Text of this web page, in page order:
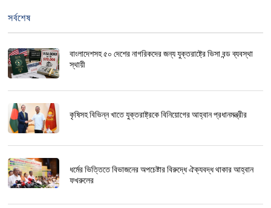
সর্বশেষ
বাংলাদেশসহ ৫০ দেশের নাগরিকদের জন্য যুক্তরাষ্ট্রে ভিসা বন্ড ব্যবস্থা
স্থায়ী
কৃষিসহ বিভিন্ন খাতে যুক্তরাষ্ট্রকে বিনিয়োগের আহ্বান প্রধানমন্ত্রীর
ধর্মের ভিত্তিতে বিভাজনের অপচেষ্টার বিরুদ্ধে ঐক্যবদ্ধ থাকার আহ্বান
ফখরুলের